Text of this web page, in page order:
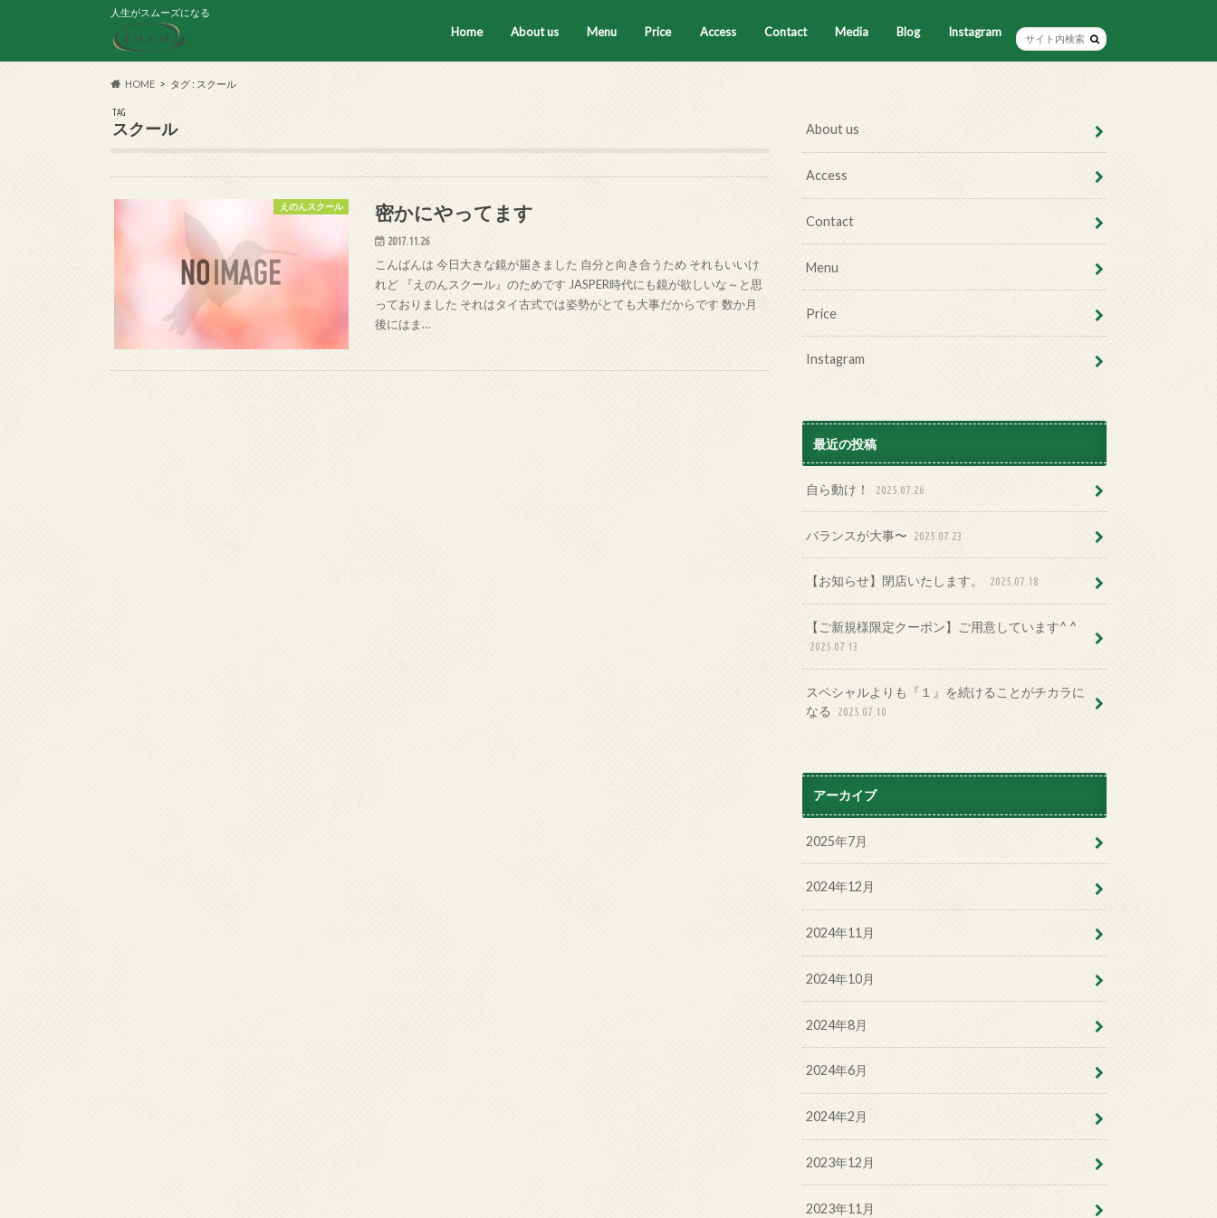
人生がスムーズになる
Home About us
セラピスト
ティートータル
Menu
腸もみ
ハーブテント
タイ古式マッサージ
ハーブボール
Price Access Contact Media Blog Instagram
HOME タグ : スクール
TAG
スクール
えのんスクール 密かにやってます
2017.11.26
こんばんは 今日大きな鏡が届きました 自分と向き合うため それもいいけ
れど 『えのんスクール』のためです JASPER時代にも鏡が欲しいな～と思
っておりました それはタイ古式では姿勢がとても大事だからです 数か月
後にはま…
About us
Access
Contact
Menu
Price
Instagram
最近の投稿
自ら動け！ 2025.07.26
バランスが大事〜 2025.07.23
【お知らせ】閉店いたします。 2025.07.18
【ご新規様限定クーポン】ご用意しています^ ^
2025.07.13
スペシャルよりも『１』を続けることがチカラに
なる
2025.07.10
アーカイブ
2025年7月
2024年12月
2024年11月
2024年10月
2024年8月
2024年6月
2024年2月
2023年12月
2023年11月